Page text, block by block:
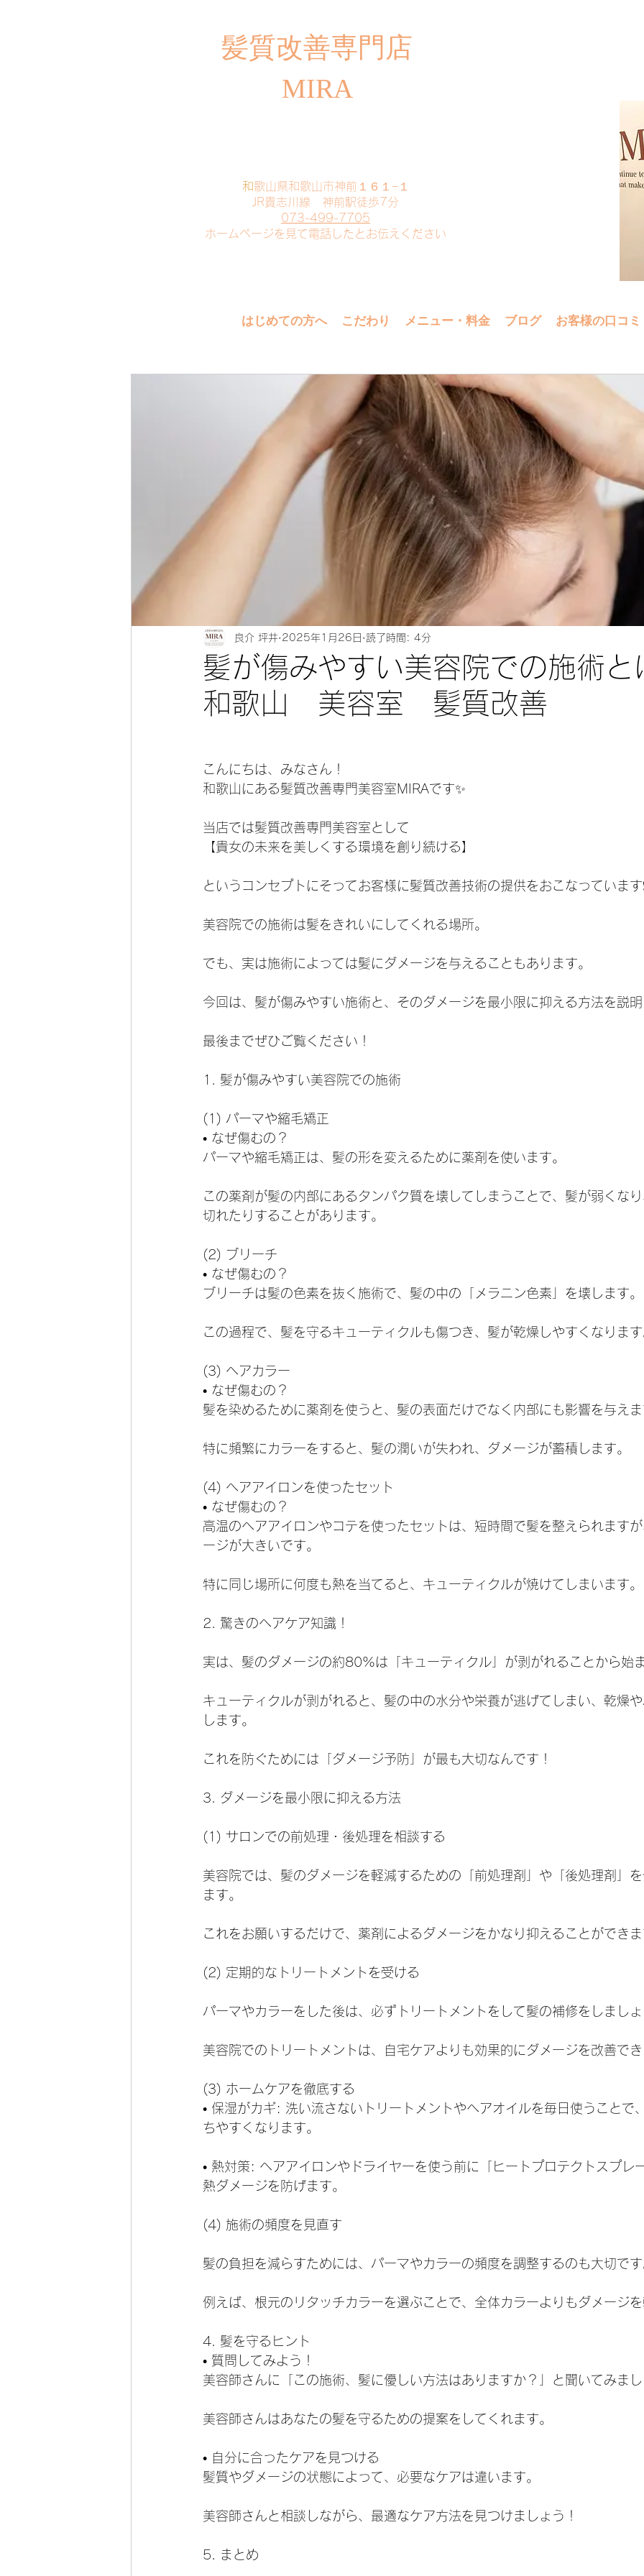
​髪質改善専門店
MIRA
​和歌山県和歌山市神前１６１−１
JR貴志川線 神前駅徒歩7分
073-499-7705
​ホームページを見て電話したとお伝えください
はじめての方へ こだわり メニュー・料金 ブログ お客様の口コミ
髪が傷みやすい美容院での施術
和歌山 美容室 髪質改善
良介 坪井 2025年1月26日 読了時間: 4分
こんにちは、みなさん！
和歌山にある髪質改善専門美容室MIRAです✨
当店では髪質改善専門美容室として
【貴女の未来を美しくする環境を創り続ける】
というコンセプトにそってお客様に髪質改善技術の提供をおこなっています
美容院での施術は髪をきれいにしてくれる場所。
でも、実は施術によっては髪にダメージを与えることもあります。
今回は、髪が傷みやすい施術と、そのダメージを最小限に抑える方法を説明
最後までぜひご覧ください！
1. 髪が傷みやすい美容院での施術
(1) パーマや縮毛矯正
• なぜ傷むの？
パーマや縮毛矯正は、髪の形を変えるために薬剤を使います。
この薬剤が髪の内部にあるタンパク質を壊してしまうことで、髪が弱くな
切れたりすることがあります。
(2) ブリーチ
• なぜ傷むの？
ブリーチは髪の色素を抜く施術で、髪の中の「メラニン色素」を壊します。
この過程で、髪を守るキューティクルも傷つき、髪が乾燥しやすくなります
(3) ヘアカラー
• なぜ傷むの？
髪を染めるために薬剤を使うと、髪の表面だけでなく内部にも影響を与えま
特に頻繁にカラーをすると、髪の潤いが失われ、ダメージが蓄積します。
(4) ヘアアイロンを使ったセット
• なぜ傷むの？
高温のヘアアイロンやコテを使ったセットは、短時間で髪を整えられます
ージが大きいです。
特に同じ場所に何度も熱を当てると、キューティクルが焼けてしまいます。
2. 驚きのヘアケア知識！
実は、髪のダメージの約80%は「キューティクル」が剥がれることから始ま
キューティクルが剥がれると、髪の中の水分や栄養が逃げてしまい、乾燥
します。
これを防ぐためには「ダメージ予防」が最も大切なんです！
3. ダメージを最小限に抑える方法
(1) サロンでの前処理・後処理を相談する
美容院では、髪のダメージを軽減するための「前処理剤」や「後処理剤」
ます。
これをお願いするだけで、薬剤によるダメージをかなり抑えることができま
(2) 定期的なトリートメントを受ける
パーマやカラーをした後は、必ずトリートメントをして髪の補修をしましょ
美容院でのトリートメントは、自宅ケアよりも効果的にダメージを改善でき
(3) ホームケアを徹底する
• 保湿がカギ: 洗い流さないトリートメントやヘアオイルを毎日使うことで
ちやすくなります。
• 熱対策: ヘアアイロンやドライヤーを使う前に「ヒートプロテクトスプレ
熱ダメージを防げます。
(4) 施術の頻度を見直す
髪の負担を減らすためには、パーマやカラーの頻度を調整するのも大切です
例えば、根元のリタッチカラーを選ぶことで、全体カラーよりもダメージを
4. 髪を守るヒント
• 質問してみよう！
美容師さんに「この施術、髪に優しい方法はありますか？」と聞いてみまし
美容師さんはあなたの髪を守るための提案をしてくれます。
• 自分に合ったケアを見つける
髪質やダメージの状態によって、必要なケアは違います。
美容師さんと相談しながら、最適なケア方法を見つけましょう！
5. まとめ